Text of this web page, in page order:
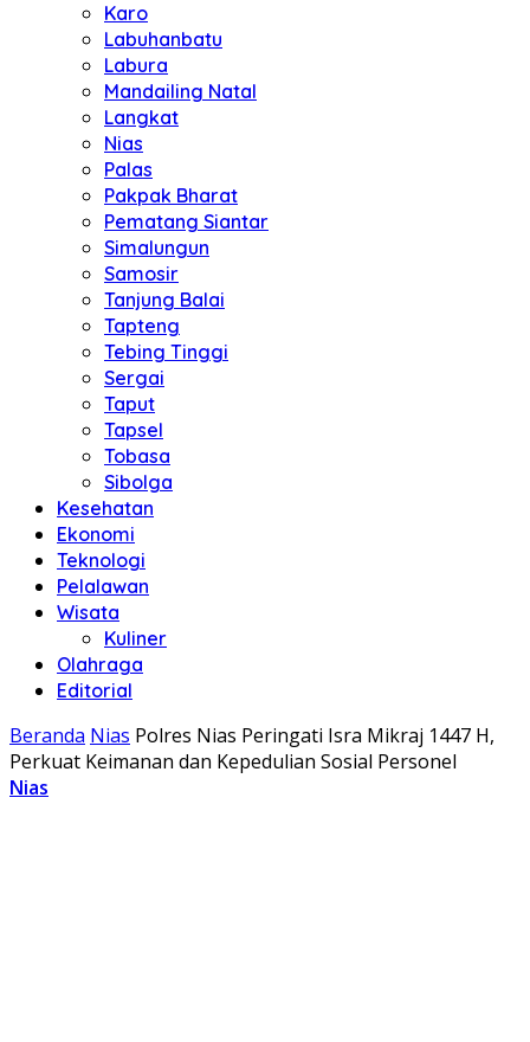
Karo
Labuhanbatu
Labura
Mandailing Natal
Langkat
Nias
Palas
Pakpak Bharat
Pematang Siantar
Simalungun
Samosir
Tanjung Balai
Tapteng
Tebing Tinggi
Sergai
Taput
Tapsel
Tobasa
Sibolga
Kesehatan
Ekonomi
Teknologi
Pelalawan
Wisata
Kuliner
Olahraga
Editorial
Beranda Nias Polres Nias Peringati Isra Mikraj 1447 H,
Perkuat Keimanan dan Kepedulian Sosial Personel
Nias